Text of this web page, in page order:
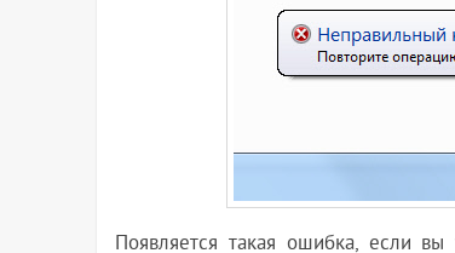
Появляется такая ошибка, если вы